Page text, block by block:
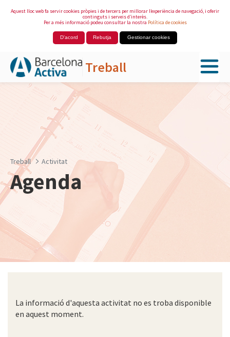
Aquest lloc web fa servir cookies pròpies i de tercers per millorar l’experiència de navegació, i oferir
continguts i serveis d’interès.
Per a més informació podeu consultar la nostra Política de cookies
D'acord Rebutja Gestionar cookies
Treball
Salta al contingut principal
Treball Activitat
Agenda
La informació d'aquesta activitat no es troba disponible
en aquest moment.